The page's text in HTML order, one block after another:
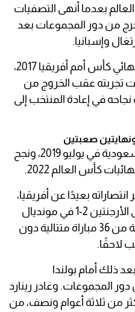
بعدما أنهى التصفيات
من دور المجموعات بعد
وإسبانيا.
كما قاد رينارد المغرب إلى ربع نهائي كأس أمم أفريقيا 2017،
تجربته عقب الخروج من
ذلك نجاحه في إعادة المنتخب إلى
ونهايتين صعبتين
بدأت تجربة رينارد الأولى مع السعودية في يوليو 2019، ونجح
كأس العالم 2022.
بعيدًا عن أفريقيا،
عندما قاد السعودية للفوز على الأرجنتين 2-1 في مونديال
قطر. وأنهى ذلك الفوز سلسلة من 36 مباراة متتالية دون
لاحقًا.
ذلك أمام بولندا
المجموعات. وغادر رينارد
2023، بعد أكثر من ثلاثة أعوام ونصف، من